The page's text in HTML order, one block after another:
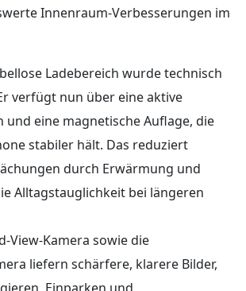
Innenraum‑Verbesserungen im
Ladebereich wurde technisch
verfügt nun über eine aktive
und eine magnetische Auflage, die
stabiler hält. Das reduziert
durch Erwärmung und
Alltagstauglichkeit bei längeren
sowie die
liefern schärfere, klarere Bilder,
Einparken und